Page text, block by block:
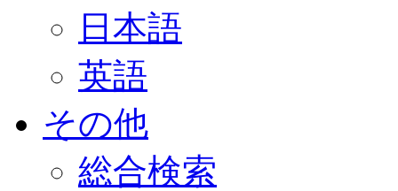
日本語
英語
その他
総合検索